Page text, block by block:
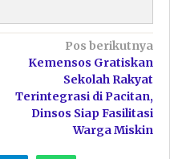
Pos berikutnya
Kemensos Gratiskan
Sekolah Rakyat
Terintegrasi di Pacitan,
Dinsos Siap Fasilitasi
Warga Miskin